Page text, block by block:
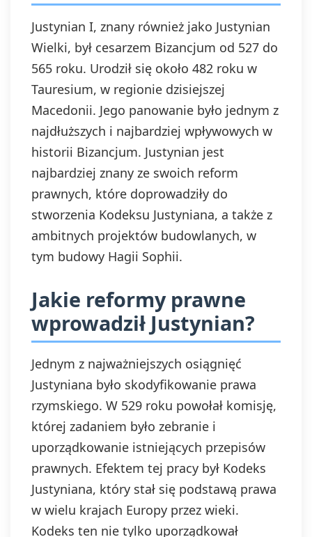
Justynian I, znany również jako Justynian
Wielki, był cesarzem Bizancjum od 527 do
565 roku. Urodził się około 482 roku w
Tauresium, w regionie dzisiejszej
Macedonii. Jego panowanie było jednym z
najdłuższych i najbardziej wpływowych w
historii Bizancjum. Justynian jest
najbardziej znany ze swoich reform
prawnych, które doprowadziły do
stworzenia Kodeksu Justyniana, a także z
ambitnych projektów budowlanych, w
tym budowy Hagii Sophii.
Jakie reformy prawne
wprowadził Justynian?
Jednym z najważniejszych osiągnięć
Justyniana było skodyfikowanie prawa
rzymskiego. W 529 roku powołał komisję,
której zadaniem było zebranie i
uporządkowanie istniejących przepisów
prawnych. Efektem tej pracy był Kodeks
Justyniana, który stał się podstawą prawa
w wielu krajach Europy przez wieki.
Kodeks ten nie tylko uporządkował